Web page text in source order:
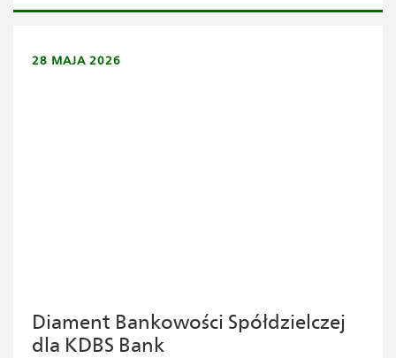
28 MAJA 2026
Diament Bankowości Spółdzielczej
dla KDBS Bank